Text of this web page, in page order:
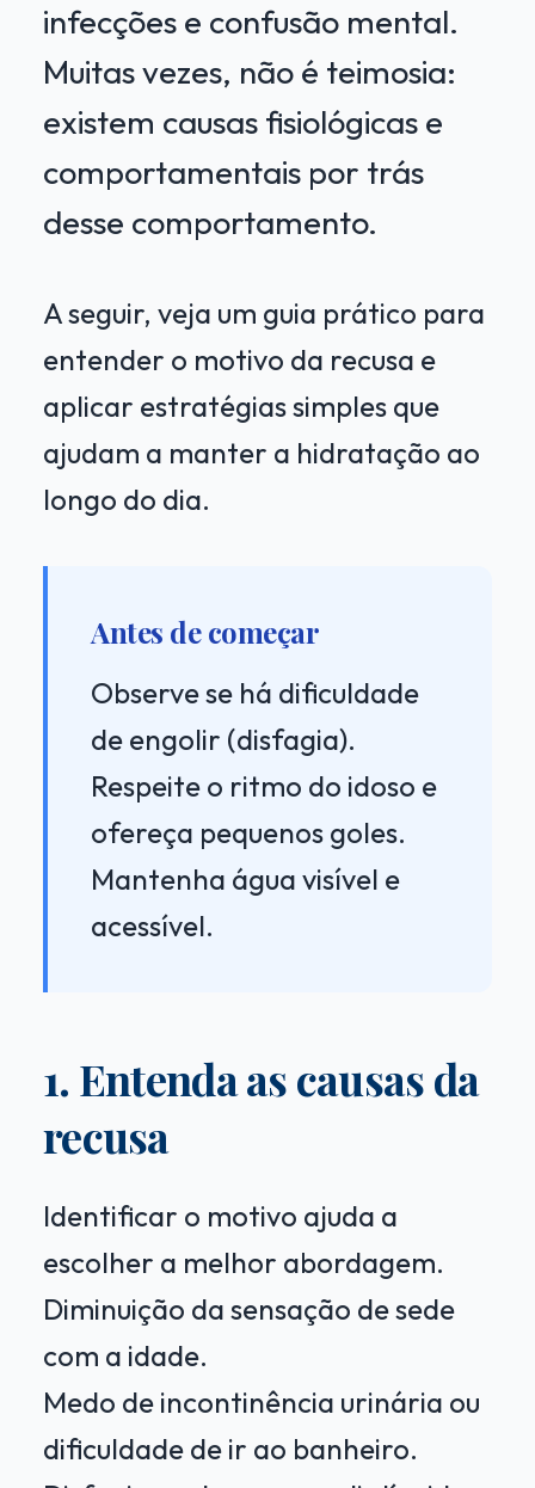
infecções e confusão mental.
Muitas vezes, não é teimosia:
existem causas fisiológicas e
comportamentais por trás
desse comportamento.
A seguir, veja um guia prático para
entender o motivo da recusa e
aplicar estratégias simples que
ajudam a manter a hidratação ao
longo do dia.
Antes de começar
Observe se há dificuldade
de engolir (disfagia).
Respeite o ritmo do idoso e
ofereça pequenos goles.
Mantenha água visível e
acessível.
1. Entenda as causas da
recusa
Identificar o motivo ajuda a
escolher a melhor abordagem.
Diminuição da sensação de sede
com a idade.
Medo de incontinência urinária ou
dificuldade de ir ao banheiro.